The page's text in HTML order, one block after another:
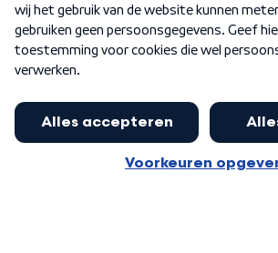
Word Lid